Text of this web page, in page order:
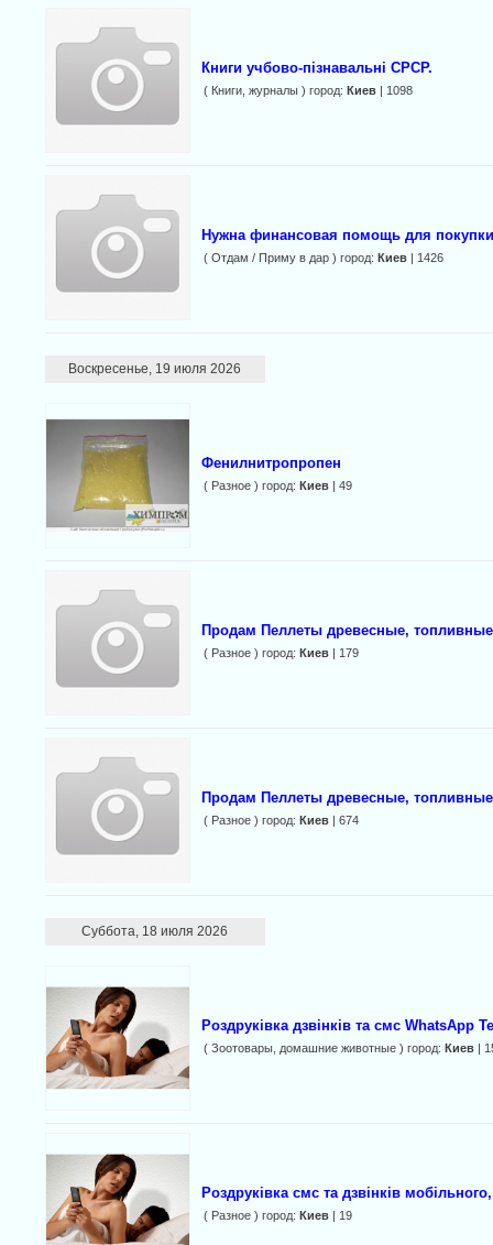
Книги учбово-пізнавальні СРСР.
( Книги, журналы ) город: Киев| 1098
Нужна финансовая помощь для
( Отдам / Приму в дар ) город: Киев| 1426
Воскресенье, 19 июля 2026
Фенилнитропропен
( Разное ) город: Киев| 49
Продам Пеллеты древесные,
( Разное ) город: Киев| 179
Продам Пеллеты древесные,
( Разное ) город: Киев| 674
Суббота, 18 июля 2026
Роздруківка дзвінків та смс WhatsApp
( Зоотовары, домашние животные ) город: Киев|
Роздруківка смс та дзвінків
( Разное ) город: Киев| 19